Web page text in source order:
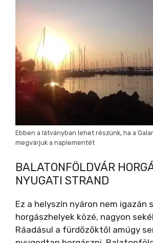
Ebben a látványban lehet részünk, ha a
megvárjuk a naplementét
BALATONFÖLDVÁR
NYUGATI STRAND
Ez a helyszín nyáron nem igazán
horgászhelyek közé, nagyon
Ráadásul a fürdőzőktől amúgy